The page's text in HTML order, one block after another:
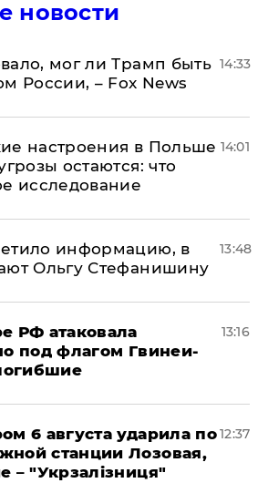
новости
мог ли Трамп быть
России, – Fox News
14:33
настроения в Польше
остаются: что
исследование
14:01
информацию, в
Ольгу Стефанишину
13:48
РФ атаковала
под флагом Гвинеи-
13:16
6 августа ударила по
станции Лозовая,
– "Укрзалізниця"
12:37